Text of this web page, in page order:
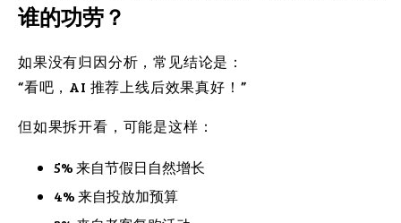
谁的功劳？
如果没有归因分析，常见结论是：
“看吧，AI 推荐上线后效果真好！”
但如果拆开看，可能是这样：
5% 来自节假日自然增长
4% 来自投放加预算